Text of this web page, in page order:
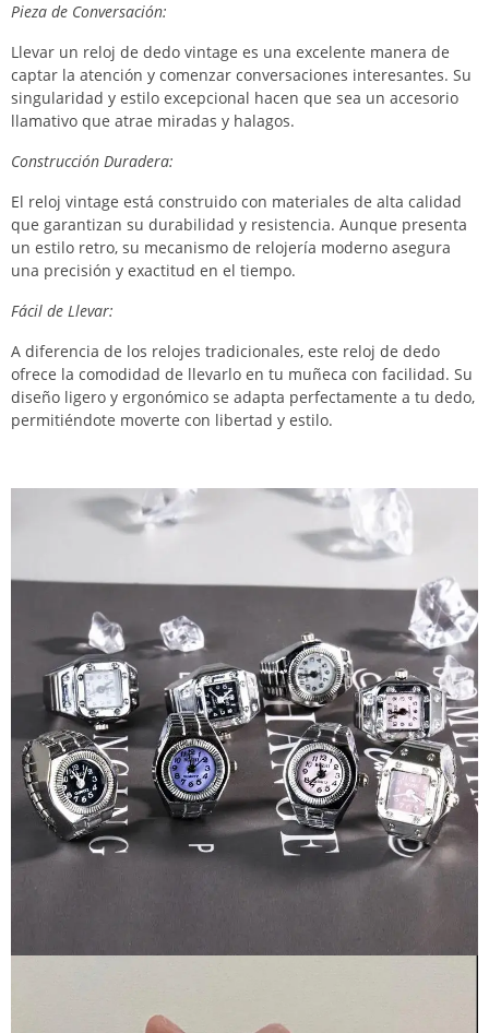
Pieza de Conversación:
Llevar un reloj de dedo vintage es una excelente manera de
captar la atención y comenzar conversaciones interesantes. Su
singularidad y estilo excepcional hacen que sea un accesorio
llamativo que atrae miradas y halagos.
Construcción Duradera:
El reloj vintage está construido con materiales de alta calidad
que garantizan su durabilidad y resistencia. Aunque presenta
un estilo retro, su mecanismo de relojería moderno asegura
una precisión y exactitud en el tiempo.
Fácil de Llevar:
A diferencia de los relojes tradicionales, este reloj de dedo
ofrece la comodidad de llevarlo en tu muñeca con facilidad. Su
diseño ligero y ergonómico se adapta perfectamente a tu dedo,
permitiéndote moverte con libertad y estilo.